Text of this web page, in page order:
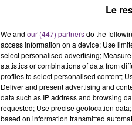
Le
We and our (447) partnersdo the
access information on a device; Use
select personalised advertising;
statistics or combinations of data from
profiles to select personalised content;
Deliver and present advertising and
data such as IP address and browsing
requested; Use precise geolocation
based on information transmitted